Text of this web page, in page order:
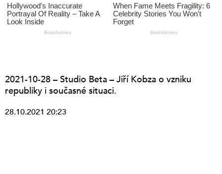
2021-10-28 – Studio Beta – Jiří Kobza o vzniku
republiky i současné situaci.
28.10.2021 20:23